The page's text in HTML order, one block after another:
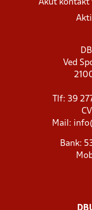
Akut kontakt
Ved
Tlf: 39
Mail:
Bank: